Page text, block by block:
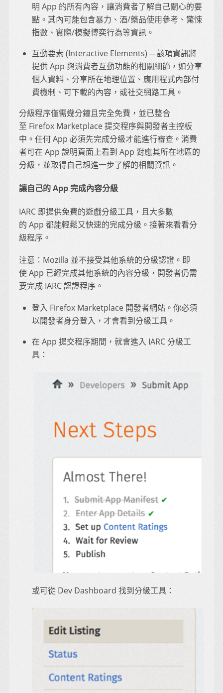
明 App 的所有內容，讓消費者了解自己關心的要
點。其內可能包含暴力、酒/藥品使用參考、驚悚
指數、實際/模擬博奕行為等資訊。
互動要素 (Interactive Elements) ─ 該項資訊將
提供 App 與消費者互動功能的相關細節，如分享
個人資料、分享所在地理位置、應用程式內部付
費機制、可下載的內容，或社交網路工具。
分級程序僅需幾分鐘且完全免費，並已整合
至 Firefox Marketplace 提交程序與開發者主控板
中。任何 App 必須先完成分級才能進行審查。消費
者可在 App 說明頁面上看到 App 對應其所在地區的
分級，並取得自己想進一步了解的相關資訊。
讓自己的 App 完成內容分級
IARC 即提供免費的遊戲分級工具，且大多數
的 App 都能輕鬆又快速的完成分級。接著來看看分
級程序。
注意：Mozilla 並不接受其他系統的分級認證。即
使 App 已經完成其他系統的內容分級，開發者仍需
要完成 IARC 認證程序。
登入 Firefox Marketplace 開發者網站。你必須
以開發者身分登入，才會看到分級工具。
在 App 提交程序期間，就會進入 IARC 分級工
具：
或可從 Dev Dashboard 找到分級工具：